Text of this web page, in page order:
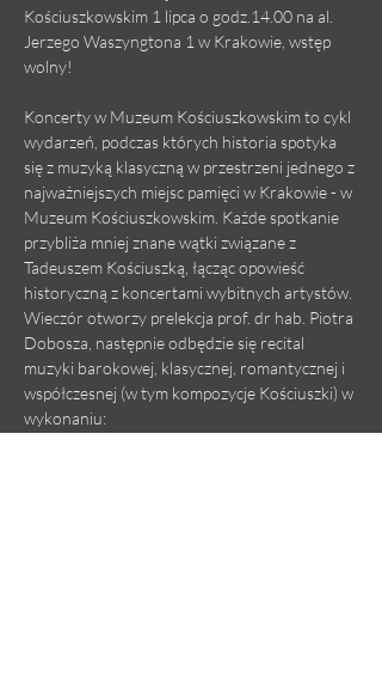
Kościuszkowskim 1 lipca o godz.14.00 na al.
Jerzego Waszyngtona 1 w Krakowie, wstęp
wolny!
Koncerty w Muzeum Kościuszkowskim to cykl
wydarzeń, podczas których historia spotyka
się z muzyką klasyczną w przestrzeni jednego z
najważniejszych miejsc pamięci w Krakowie - w
Muzeum Kościuszkowskim. Każde spotkanie
przybliża mniej znane wątki związane z
Tadeuszem Kościuszką, łącząc opowieść
historyczną z koncertami wybitnych artystów.
Wieczór otworzy prelekcja prof. dr hab. Piotra
Dobosza, następnie odbędzie się recital
muzyki barokowej, klasycznej, romantycznej i
współczesnej (w tym kompozycje Kościuszki) w
wykonaniu: